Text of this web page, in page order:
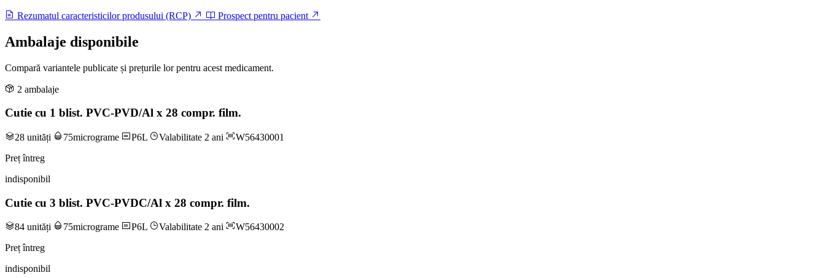
Rezumatul caracteristicilor produsului (RCP) Prospect pentru pacient
Ambalaje disponibile
Compară variantele publicate și prețurile lor pentru acest medicament.
2 ambalaje
Cutie cu 1 blist. PVC-PVD/Al x 28 compr. film.
28 unități 75micrograme P6L Valabilitate 2 ani
W56430001
Preț întreg
indisponibil
Cutie cu 3 blist. PVC-PVDC/Al x 28 compr. film.
84 unități 75micrograme P6L Valabilitate 2 ani
W56430002
Preț întreg
indisponibil